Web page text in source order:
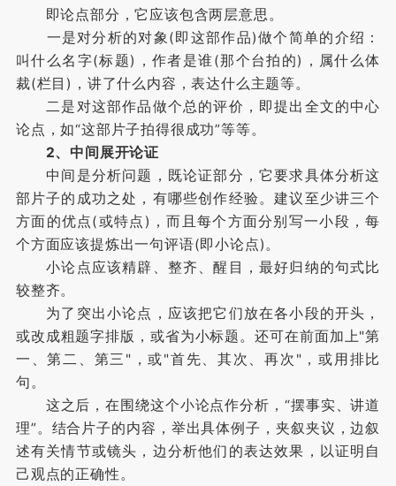
即论点部分，它应该包含两层意思。
一是对分析的对象(即这部作品)做个简单的介绍：
叫什么名字(标题)，作者是谁(那个台拍的)，属什么体
裁(栏目)，讲了什么内容，表达什么主题等。
二是对这部作品做个总的评价，即提出全文的中心
论点，如“这部片子拍得很成功”等等。
2、中间展开论证
中间是分析问题，既论证部分，它要求具体分析这
部片子的成功之处，有哪些创作经验。建议至少讲三个
方面的优点(或特点)，而且每个方面分别写一小段，每
个方面应该提炼出一句评语(即小论点)。
小论点应该精辟、整齐、醒目，最好归纳的句式比
较整齐。
为了突出小论点，应该把它们放在各小段的开头，
或改成粗题字排版，或省为小标题。还可在前面加上"第
一、第二、第三"，或"首先、其次、再次"，或用排比
句。
这之后，在围绕这个小论点作分析，“摆事实、讲道
理”。结合片子的内容，举出具体例子，夹叙夹议，边叙
述有关情节或镜头，边分析他们的表达效果，以证明自
己观点的正确性。